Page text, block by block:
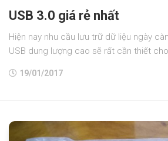
USB 3.0 giá rẻ nhất
Hiện nay nhu cầu lưu trữ dữ liệu ngày
USB dung lượng cao sẽ rất cần thiết
19/01/2017